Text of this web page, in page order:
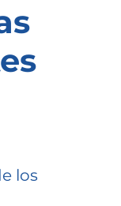
los